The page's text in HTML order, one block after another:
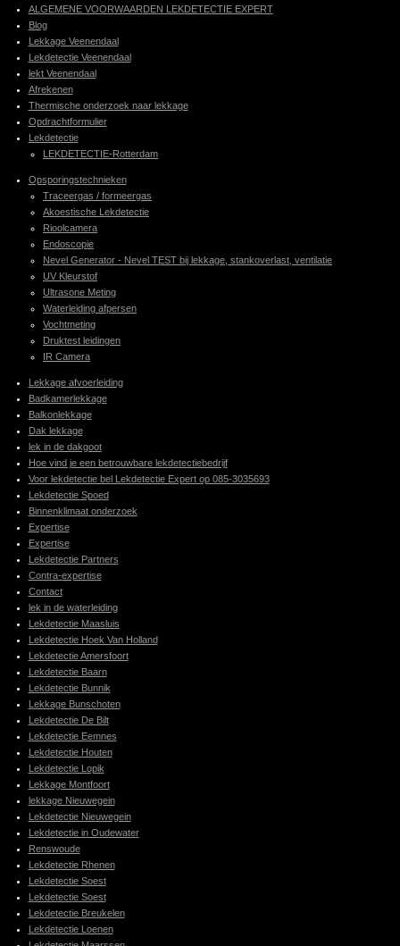
ALGEMENE VOORWAARDEN LEKDETECTIE EXPERT
Blog
Lekkage Veenendaal
Lekdetectie Veenendaal
lekt Veenendaal
Afrekenen
Thermische onderzoek naar lekkage
Opdrachtformulier
Lekdetectie
LEKDETECTIE-Rotterdam
Opsporingstechnieken
Traceergas / formeergas
Akoestische Lekdetectie
Rioolcamera
Endoscopie
Nevel Generator - Nevel TEST bij lekkage, stankoverlast, ventilatie
UV Kleurstof
Ultrasone Meting
Waterleiding afpersen
Vochtmeting
Druktest leidingen
IR Camera
Lekkage afvoerleiding
Badkamerlekkage
Balkonlekkage
Dak lekkage
lek in de dakgoot
Hoe vind je een betrouwbare lekdetectiebedrijf
Voor lekdetectie bel Lekdetectie Expert op 085-3035693
Lekdetectie Spoed
Binnenklimaat onderzoek
Expertise
Expertise
Lekdetectie Partners
Contra-expertise
Contact
lek in de waterleiding
Lekdetectie Maasluis
Lekdetectie Hoek Van Holland
Lekdetectie Amersfoort
Lekdetectie Baarn
Lekdetectie Bunnik
Lekkage Bunschoten
Lekdetectie De Bilt
Lekdetectie Eemnes
Lekdetectie Houten
Lekdetectie Lopik
Lekkage Montfoort
lekkage Nieuwegein
Lekdetectie Nieuwegein
Lekdetectie in Oudewater
Renswoude
Lekdetectie Rhenen
Lekdetectie Soest
Lekdetectie Soest
Lekdetectie Breukelen
Lekdetectie Loenen